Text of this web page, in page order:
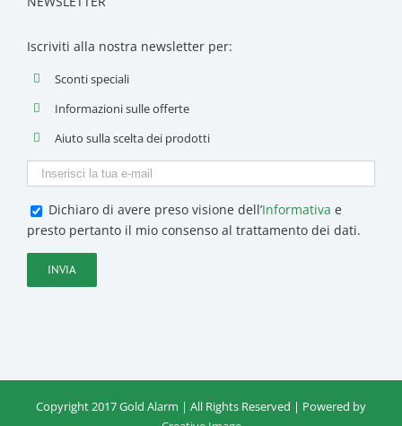
Iscriviti alla nostra newsletter per:
Sconti speciali
Informazioni sulle offerte
Aiuto sulla scelta dei prodotti
Dichiaro di avere preso visione dell’Informativa e
presto pertanto il mio consenso al trattamento dei dati.
Copyright 2017 Gold Alarm | All Rights Reserved | Powered by